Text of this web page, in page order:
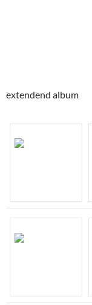
extendend album